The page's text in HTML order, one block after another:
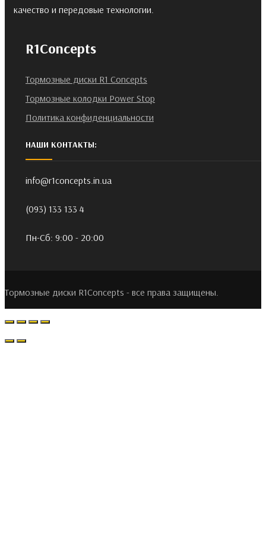
качество и передовые технологии.
R1Concepts
Тормозные диски R1 Concepts
Тормозные колодки Power Stop
Политика конфиденциальности
НАШИ КОНТАКТЫ:
info@r1concepts.in.ua
(093) 133 133 4
Пн-Сб: 9:00 - 20:00
Тормозные диски R1Concepts - все права защищены.